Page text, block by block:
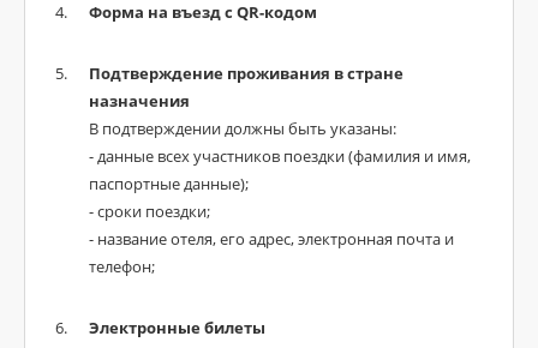
Форма на въезд с QR-кодом
Подтверждение проживания в стране
назначения
В подтверждении должны быть указаны:
- данные всех участников поездки (фамилия и имя,
паспортные данные);
- сроки поездки;
- название отеля, его адрес, электронная почта и
телефон;
Электронные билеты